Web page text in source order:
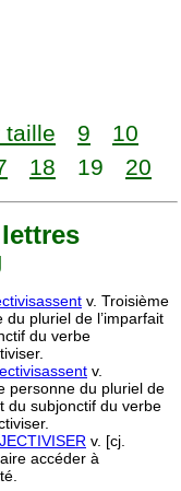
taille 9
10
18 19 20
v. Troisième
du pluriel de l’imparfait
du verbe
v.
personne du pluriel de
du subjonctif du verbe
v. [cj.
accéder à